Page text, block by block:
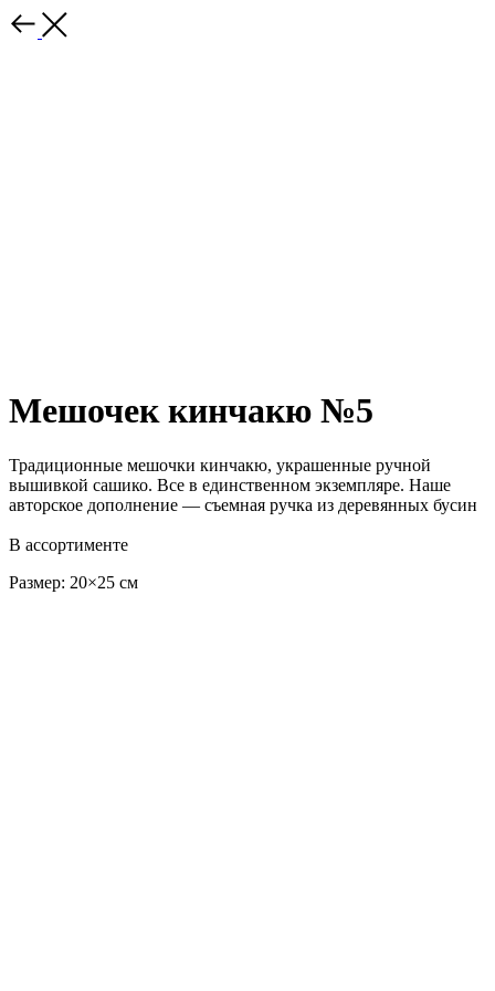
Мешочек кинчакю №5
Традиционные мешочки кинчакю, украшенные ручной
вышивкой сашико. Все в единственном экземпляре. Наше
авторское дополнение — съемная ручка из деревянных бусин
В ассортименте
Размер: 20×25 см